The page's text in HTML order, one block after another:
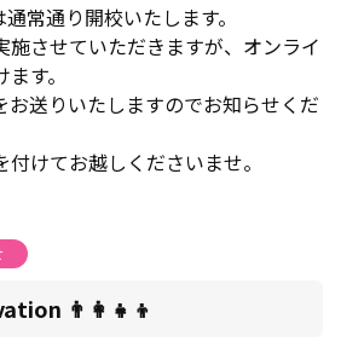
常通り開校いたします。
施させていただきますが、オンライ
す。
お送りいたしますのでお知らせくだ
けてお越しくださいませ。
👨‍👩‍👧‍👦